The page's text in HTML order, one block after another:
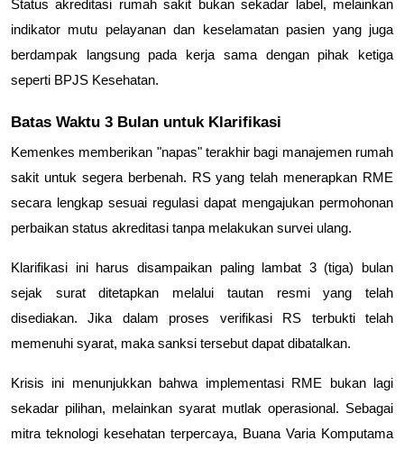
Statusakreditasi rumah sakit bukan sekadar label, melainkan
indikator mutu pelayanan dan keselamatan pasien yang juga
berdampak langsung pada kerja sama dengan pihak ketiga
seperti BPJS Kesehatan.
Batas Waktu 3 Bulan untuk Klarifikasi
Kemenkes memberikan "napas" terakhir bagi manajemen rumah
sakit untuk segera berbenah. RS yang telah menerapkan RME
secara lengkap sesuai regulasi dapat mengajukan permohonan
perbaikan status akreditasi tanpa melakukan survei ulang.
Klarifikasi ini harus disampaikan paling lambat 3 (tiga) bulan
sejak surat ditetapkan melalui tautan resmi yang telah
disediakan. Jika dalam proses verifikasi RS terbukti telah
memenuhi syarat, maka sanksi tersebut dapat dibatalkan.
Krisis ini menunjukkan bahwa implementasi RME bukan lagi
sekadar pilihan, melainkan syarat mutlak operasional. Sebagai
mitra teknologi kesehatan terpercaya, Buana Varia Komputama